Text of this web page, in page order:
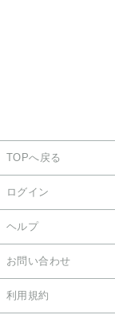
TOPへ戻る
ログイン
ヘルプ
お問い合わせ
利用規約